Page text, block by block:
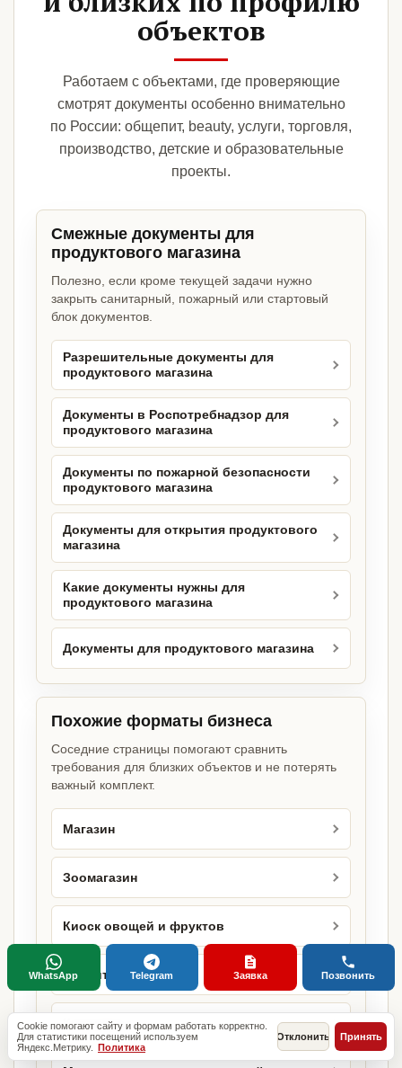
объектов
Работаем с объектами, где проверяющие
смотрят документы особенно внимательно
по России: общепит, beauty, услуги, торговля,
производство, детские и образовательные
проекты.
Смежные документы для
продуктового магазина
Полезно, если кроме текущей задачи нужно
закрыть санитарный, пожарный или стартовый
блок документов.
Разрешительные документы для
продуктового магазина
Документы в Роспотребнадзор для
продуктового магазина
Документы по пожарной безопасности
продуктового магазина
Документы для открытия продуктового
магазина
Какие документы нужны для
продуктового магазина
Документы для продуктового магазина
Похожие форматы бизнеса
Соседние страницы помогают сравнить
требования для близких объектов и не потерять
важный комплект.
Магазин
Зоомагазин
Киоск овощей и фруктов
Кондитерская
Кулинария
Cookie помогают сайту и формам работать корректно.
Для статистики посещений используем
Яндекс.Метрику. Политика
Отклонить Принять
WhatsApp Telegram Заявка Позвонить